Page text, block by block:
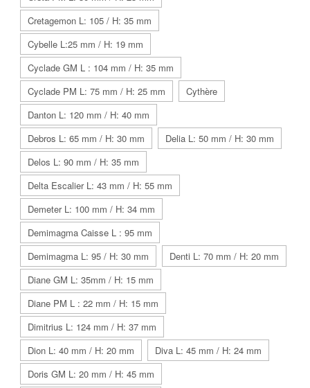
Cretagemon L: 105 / H: 35 mm
Cybelle L:25 mm / H: 19 mm
Cyclade GM L : 104 mm / H: 35 mm
Cyclade PM L: 75 mm / H: 25 mm
Cythère
Danton L: 120 mm / H: 40 mm
Debros L: 65 mm / H: 30 mm
Delia L: 50 mm / H: 30 mm
Delos L: 90 mm / H: 35 mm
Delta Escalier L: 43 mm / H: 55 mm
Demeter L: 100 mm / H: 34 mm
Demimagma Caisse L : 95 mm
Demimagma L: 95 / H: 30 mm
Denti L: 70 mm / H: 20 mm
Diane GM L: 35mm / H: 15 mm
Diane PM L : 22 mm / H: 15 mm
Dimitrius L: 124 mm / H: 37 mm
Dion L: 40 mm / H: 20 mm
Diva L: 45 mm / H: 24 mm
Doris GM L: 20 mm / H: 45 mm